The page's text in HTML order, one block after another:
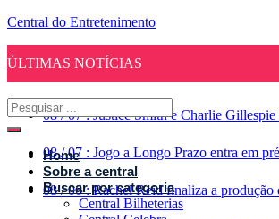
Central do Entretenimento
ÚLTIMAS NOTÍCIAS
08 / 07 : Justice Smith e Charlie
08 / 07 : Jogo a Longo Prazo entra em
08 / 06 : Rachel Reid finaliza a produção
Home
Sobre a central
Buscar por categoria
Central Bilheterias